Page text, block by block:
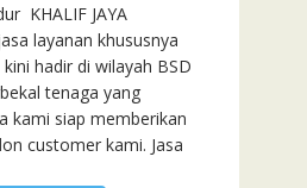
KHALIF JAYA
layanan khususnya
hadir di wilayah BSD
tenaga yang
kami siap memberikan
customer kami. Jasa